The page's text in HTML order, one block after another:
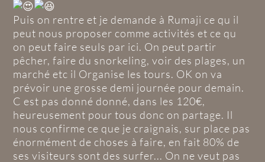
Puis on rentre et je demande à Rumaji ce qu il
peut nous proposer comme activités et ce qu
on peut faire seuls par ici. On peut partir
pêcher, faire du snorkeling, voir des plages, un
marché etc il Organise les tours. OK on va
prévoir une grosse demi journée pour demain.
C est pas donné donné, dans les 120€,
heureusement pour tous donc on partage. Il
nous confirme ce que je craignais, sur place pas
énormément de choses à faire, en fait 80% de
ses visiteurs sont des surfer... On ne veut pas